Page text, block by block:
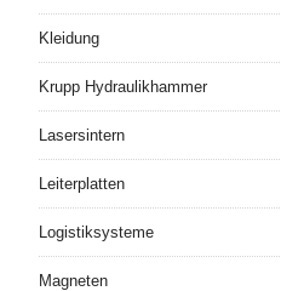
Kleidung
Krupp Hydraulikhammer
Lasersintern
Leiterplatten
Logistiksysteme
Magneten